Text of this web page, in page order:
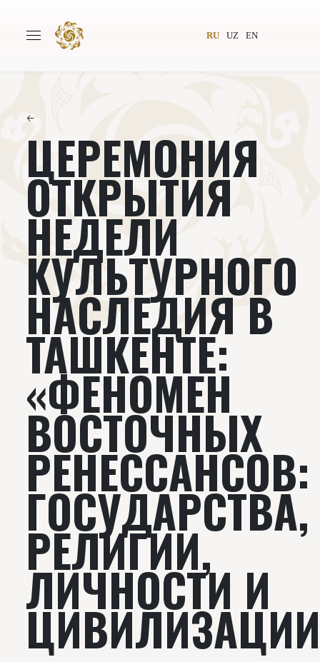
RU UZ EN
Всемирное общество
Новости
Книги Видеолекторий
←
ЦЕРЕМОНИЯ
ОТКРЫТИЯ
НЕДЕЛИ
КУЛЬТУРНОГО
НАСЛЕДИЯ В
ТАШКЕНТЕ:
«ФЕНОМЕН
ВОСТОЧНЫХ
РЕНЕССАНСОВ:
ГОСУДАРСТВА,
РЕЛИГИИ,
ЛИЧНОСТИ И